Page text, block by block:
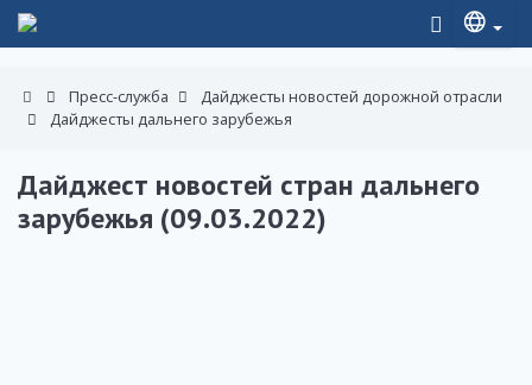
Пресс-служба
Дайджесты новостей дорожной отрасли
Дайджесты дальнего зарубежья
Дайджест новостей стран дальнего
зарубежья (09.03.2022)